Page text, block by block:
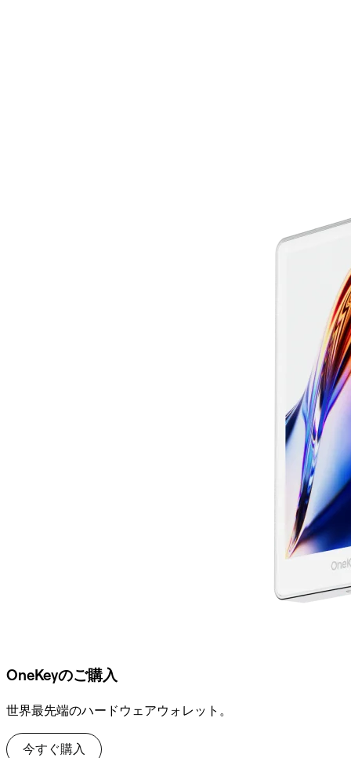
OneKeyのご購入
世界最先端のハードウェアウォレット。
今すぐ購入